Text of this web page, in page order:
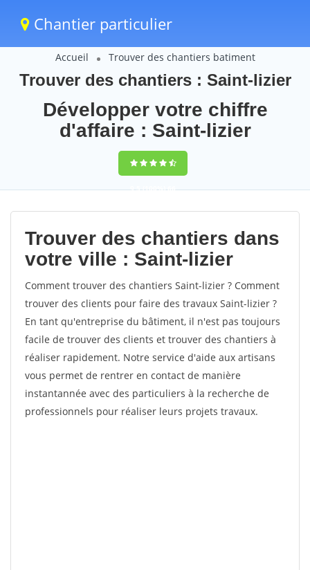
Chantier particulier
Accueil Trouver des chantiers batiment
Trouver des chantiers : Saint-lizier
Développer votre chiffre
d'affaire : Saint-lizier
9,5(100%)66
votes
Trouver des chantiers dans
votre ville : Saint-lizier
Comment trouver des chantiers Saint-lizier ? Comment
trouver des clients pour faire des travaux Saint-lizier ?
En tant qu'entreprise du bâtiment, il n'est pas toujours
facile de trouver des clients et trouver des chantiers à
réaliser rapidement. Notre service d'aide aux artisans
vous permet de rentrer en contact de manière
instantannée avec des particuliers à la recherche de
professionnels pour réaliser leurs projets travaux.